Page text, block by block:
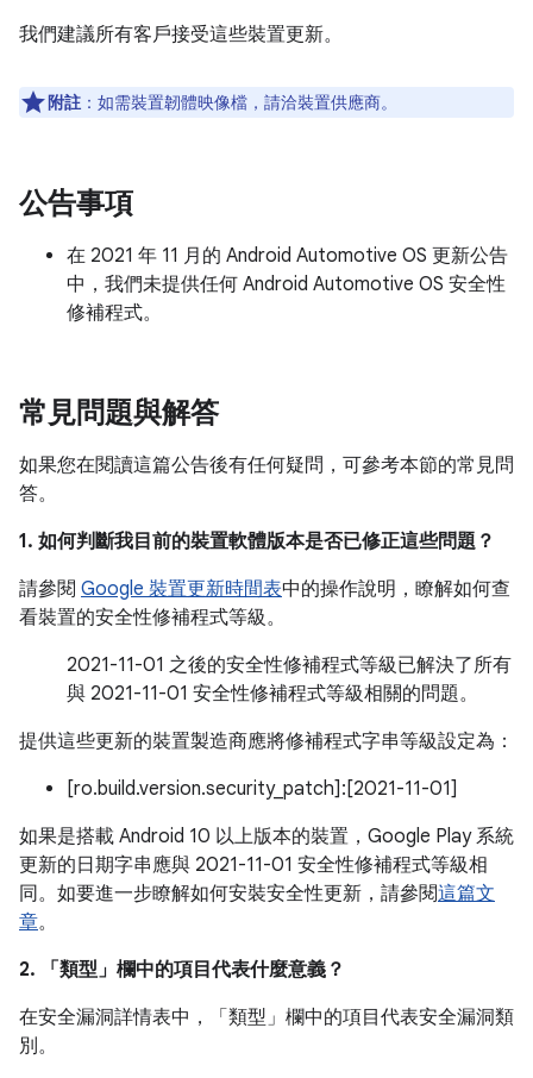
我們建議所有客戶接受這些裝置更新。
附註 ：如需裝置韌體映像檔，請洽裝置供應商。
公告事項
在 2021 年 11 月的 Android Automotive OS 更新公告
中，我們未提供任何 Android Automotive OS 安全性
修補程式。
常見問題與解答
如果您在閱讀這篇公告後有任何疑問，可參考本節的常見問
答。
1. 如何判斷我目前的裝置軟體版本是否已修正這些問題？
請參閱 Google 裝置更新時間表中的操作說明，瞭解如何查
看裝置的安全性修補程式等級。
2021-11-01 之後的安全性修補程式等級已解決了所有
與 2021-11-01 安全性修補程式等級相關的問題。
提供這些更新的裝置製造商應將修補程式字串等級設定為：
[ro.build.version.security_patch]:[2021-11-01]
如果是搭載 Android 10 以上版本的裝置，Google Play 系統
更新的日期字串應與 2021-11-01 安全性修補程式等級相
同。如要進一步瞭解如何安裝安全性更新，請參閱這篇文
章。
2. 「類型」 欄中的項目代表什麼意義？
在安全漏洞詳情表中，「類型」 欄中的項目代表安全漏洞類
別。